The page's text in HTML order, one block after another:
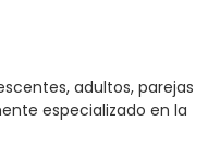
adultos, parejas
especializado en la